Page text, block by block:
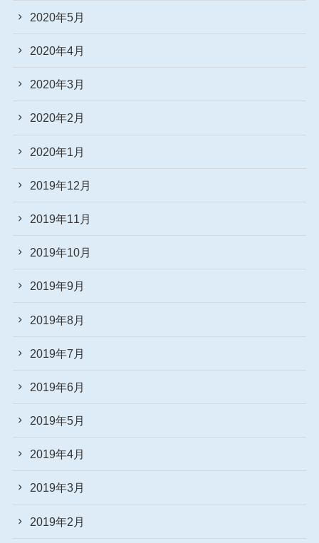
2020年5月
2020年4月
2020年3月
2020年2月
2020年1月
2019年12月
2019年11月
2019年10月
2019年9月
2019年8月
2019年7月
2019年6月
2019年5月
2019年4月
2019年3月
2019年2月